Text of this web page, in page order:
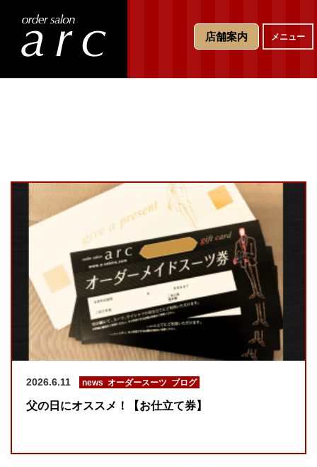
n
メニュー
店舗案内
2026.6.11 news, オーダースーツ, ブログ
父の日にオススメ！【お仕立て券】